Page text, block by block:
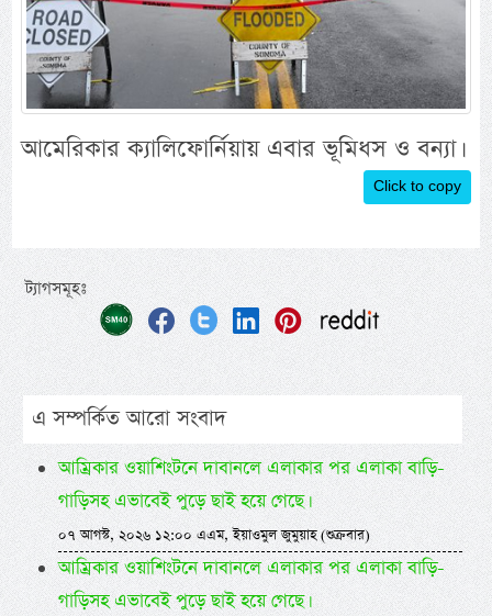
আমেরিকার ক্যালিফোর্নিয়ায় এবার ভূমিধস ও বন্যা।
Click to copy
ট্যাগসমূহঃ
এ সম্পর্কিত আরো সংবাদ
আম্রিকার ওয়াশিংটনে দাবানলে এলাকার পর এলাকা বাড়ি-
গাড়িসহ এভাবেই পুড়ে ছাই হয়ে গেছে।
০৭ আগস্ট, ২০২৬ ১২:০০ এএম, ইয়াওমুল জুমুয়াহ (শুক্রবার)
আম্রিকার ওয়াশিংটনে দাবানলে এলাকার পর এলাকা বাড়ি-
গাড়িসহ এভাবেই পুড়ে ছাই হয়ে গেছে।